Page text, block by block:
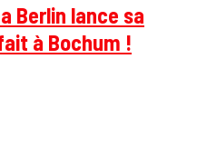
Berlin lance sa
à Bochum !